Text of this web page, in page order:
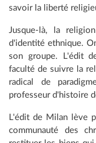
savoir la liberté
Jusque-là, la
d'identité ethnique.
son groupe. L'édit
faculté de suivre la
radical de
professeur d'histoire
L'édit de Milan lève
communauté des